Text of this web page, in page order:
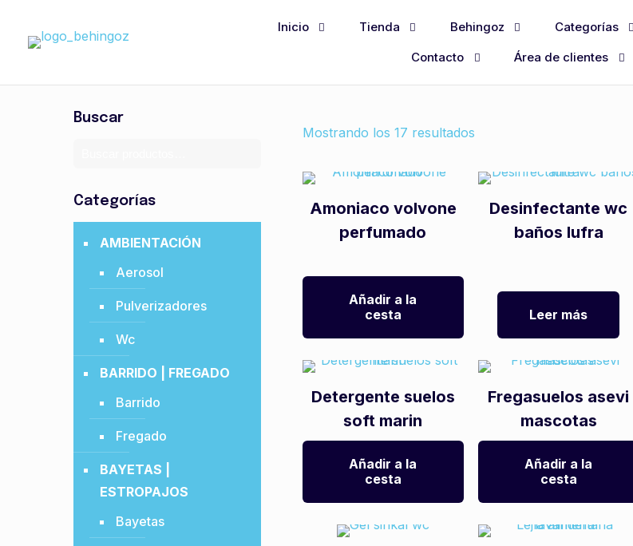
Inicio Tienda Behingoz Categorías
Contacto
Área de clientes
Mostrando los 17 resultados
Amoniaco volvone
perfumado
Añadir a la
cesta
Desinfectante wc
baños lufra
Leer más
Detergente suelos
soft marin
Añadir a la
cesta
Fregasuelos asevi
mascotas
Añadir a la
cesta
Buscar
Categorías
AMBIENTACIÓN
Aerosol
Pulverizadores
Wc
BARRIDO | FREGADO
Barrido
Fregado
BAYETAS |
ESTROPAJOS
Bayetas